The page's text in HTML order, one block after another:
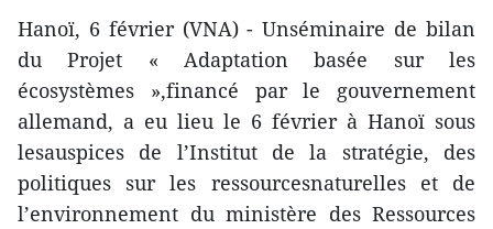
Hanoï, 6 février (VNA) - Unséminaire de bilan
du Projet « Adaptation basée sur les
écosystèmes »,financé par le gouvernement
allemand, a eu lieu le 6 février à Hanoï sous
lesauspices de l’Institut de la stratégie, des
politiques sur les ressourcesnaturelles et de
l’environnement du ministère des Ressources